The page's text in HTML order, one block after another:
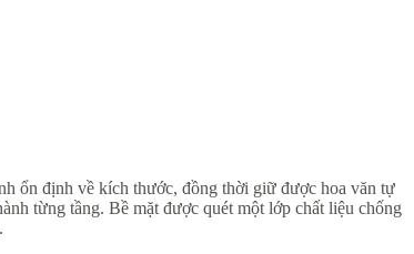
ổn định về kích thước, đồng thời giữ được hoa văn tự
từng tầng. Bề mặt được quét một lớp chất liệu chống